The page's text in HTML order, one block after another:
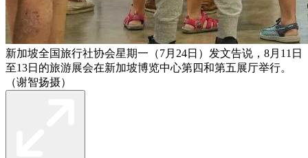
新加坡全国旅行社协会星期一（7月24日）发文告说，8月11日
至13日的旅游展会在新加坡博览中心第四和第五展厅举行。
（谢智扬摄）